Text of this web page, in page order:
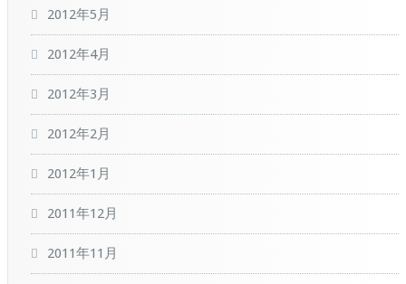
2012年5月
2012年4月
2012年3月
2012年2月
2012年1月
2011年12月
2011年11月